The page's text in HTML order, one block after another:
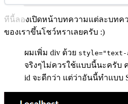
ทีนี้ลองเปิดหน้าบทความแต่ละบทค
ของเราขึ้นโชว์หราเลยครับ :)
ผมเพิ่ม div ด้วย
จริงๆไม่ควรใช้แบบนี้นะครับ ค
id จะดีกว่า แต่ว่าอันนี้ทำแบบ